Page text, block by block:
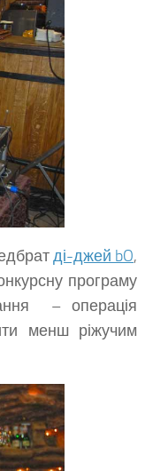
ді-джей bO,
програму
– операція
менш ріжучим